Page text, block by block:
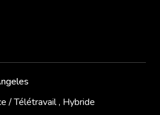
/ Télétravail , Hybride